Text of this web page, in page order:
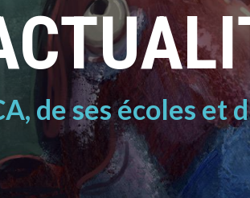
de ses écoles et